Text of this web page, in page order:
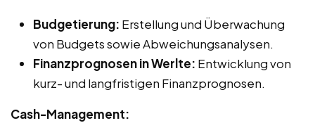
Budgetierung: Erstellung und Überwachung
von Budgets sowie Abweichungsanalysen.
Finanzprognosen in Werlte: Entwicklung von
kurz- und langfristigen Finanzprognosen.
Cash-Management: